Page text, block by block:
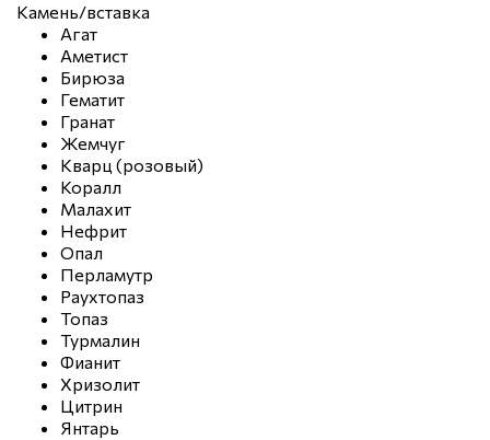
Камень/вставка
Агат
Аметист
Бирюза
Гематит
Гранат
Жемчуг
Кварц (розовый)
Коралл
Малахит
Нефрит
Опал
Перламутр
Раухтопаз
Топаз
Турмалин
Фианит
Хризолит
Цитрин
Янтарь